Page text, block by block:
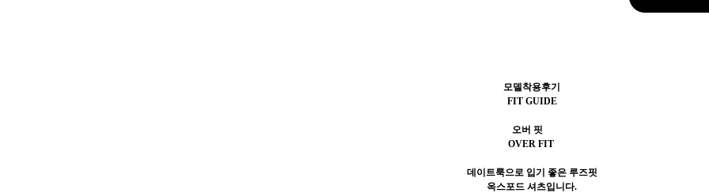
모델착용후기
FIT GUIDE
오버 핏
OVER FIT
데이트룩으로 입기 좋은 루즈핏
옥스포드 셔츠입니다.